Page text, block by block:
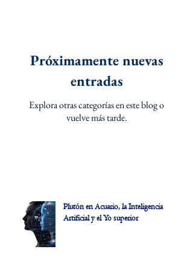
Próximamente nuevas
entradas
Explora otras categorías en este blog o
vuelve más tarde.
Plutón en Acuario, la Inteligencia
Artificial y el Yo superior